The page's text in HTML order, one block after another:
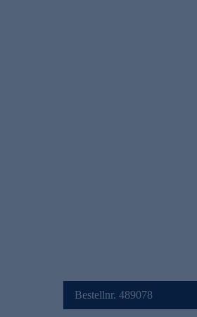
Bestellnr. 489078